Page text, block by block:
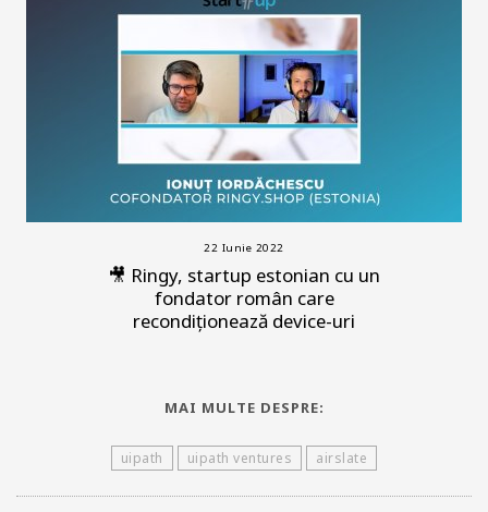
22 Iunie 2022
🎥 Ringy, startup estonian cu un
fondator român care
recondiționează device-uri
MAI MULTE DESPRE:
uipath uipath ventures airslate